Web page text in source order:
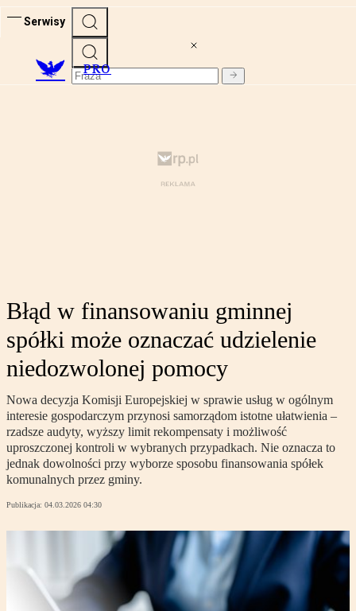
Serwisy
PRO
Błąd w finansowaniu gminnej
spółki może oznaczać udzielenie
niedozwolonej pomocy
Nowa decyzja Komisji Europejskiej w sprawie usług w ogólnym
interesie gospodarczym przynosi samorządom istotne ułatwienia –
rzadsze audyty, wyższy limit rekompensaty i możliwość
uproszczonej kontroli w wybranych przypadkach. Nie oznacza to
jednak dowolności przy wyborze sposobu finansowania spółek
komunalnych przez gminy.
Publikacja: 04.03.2026 04:30